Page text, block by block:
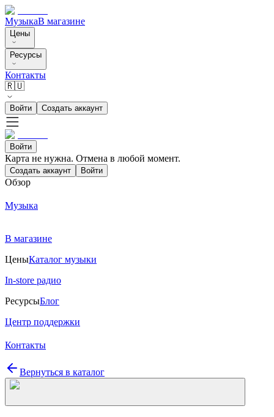
МузыкаВ магазине
Цены
Ресурсы
Контакты
🇷🇺
Войти Создать аккаунт
Войти
Карта не нужна. Отмена в любой момент.
Создать аккаунт Войти
Обзор
Музыка
В магазине
ЦеныКаталог музыки
In-store радио
РесурсыБлог
Центр поддержки
Контакты
Вернуться в каталог